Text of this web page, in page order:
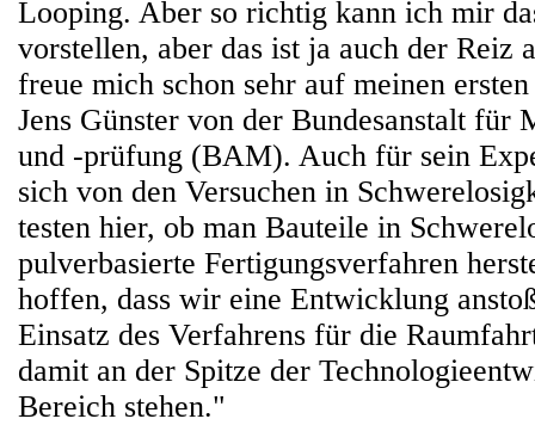
Looping. Aber so richtig kann ich mir
vorstellen, aber das ist ja auch der Reiz
freue mich schon sehr auf meinen
Jens Günster von der Bundesanstalt für
und -prüfung (BAM). Auch für sein
sich von den Versuchen in
testen hier, ob man Bauteile in
pulverbasierte Fertigungsverfahren
hoffen, dass wir eine Entwicklung
Einsatz des Verfahrens für die
damit an der Spitze der
Bereich stehen."